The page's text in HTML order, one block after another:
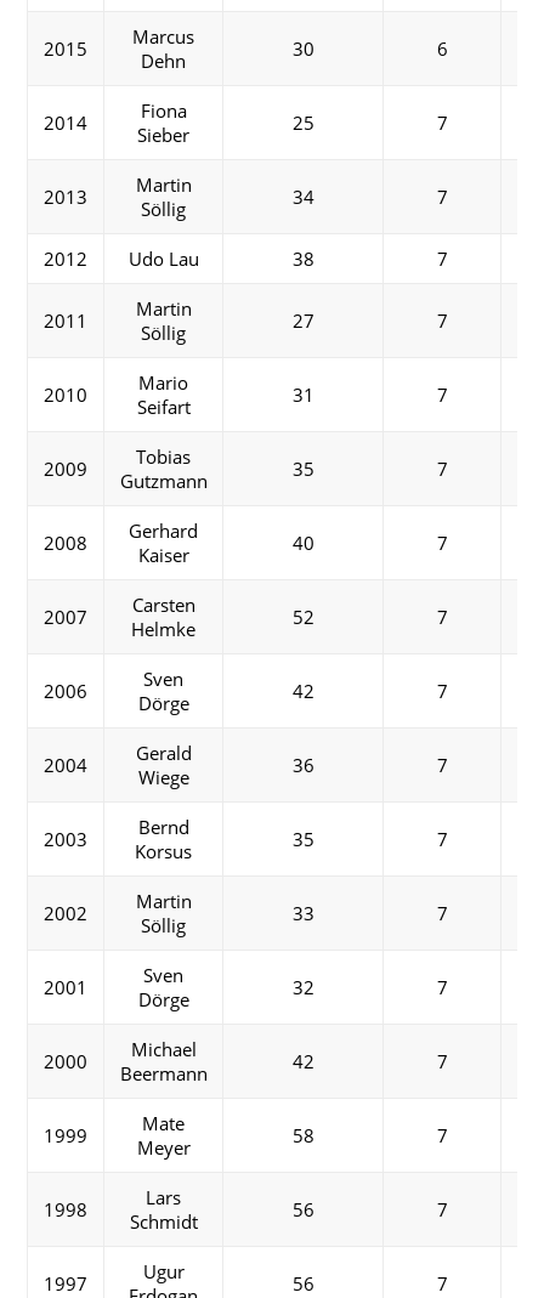
2015
Marcus
Dehn
30 6
2014
Fiona
Sieber
25 7
2013
Martin
Söllig
34 7
2012 Udo Lau 38 7
2011
Martin
Söllig
27 7
2010
Mario
Seifart
31 7
2009
Tobias
Gutzmann
35 7
2008
Gerhard
Kaiser
40 7
2007
Carsten
Helmke
52 7
2006
Sven
Dörge
42 7
2004
Gerald
Wiege
36 7
2003
Bernd
Korsus
35 7
2002
Martin
Söllig
33 7
2001
Sven
Dörge
32 7
2000
Michael
Beermann
42 7
1999
Mate
Meyer
58 7
1998
Lars
Schmidt
56 7
1997
Ugur
56 7